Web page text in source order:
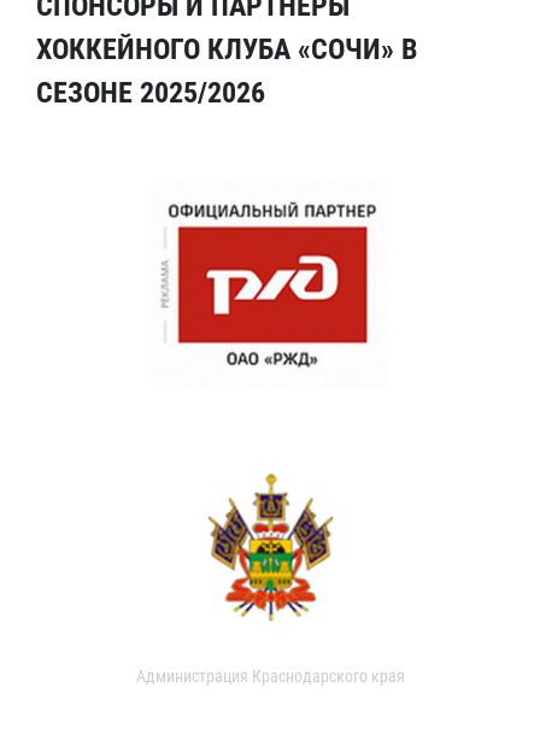
ХОККЕЙНОГО КЛУБА «СОЧИ» В
СЕЗОНЕ 2025/2026
Администрация Краснодарского края